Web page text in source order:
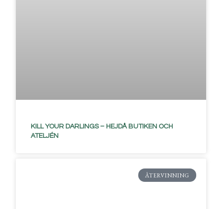
KILL YOUR DARLINGS – HEJDÅ BUTIKEN OCH
ATELJÉN
ÅTERVINNING